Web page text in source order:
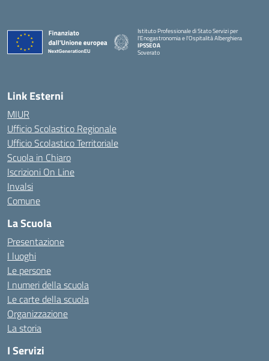
Istituto Professionale di Stato Servizi per
l'Enogastronomia e l'Ospitalità Alberghiera
IPSSEOA
Soverato
Link Esterni
MIUR
Ufficio Scolastico Regionale
Ufficio Scolastico Territoriale
Scuola in Chiaro
Iscrizioni On Line
Invalsi
Comune
La Scuola
Presentazione
I luoghi
Le persone
I numeri della scuola
Le carte della scuola
Organizzazione
La storia
I Servizi